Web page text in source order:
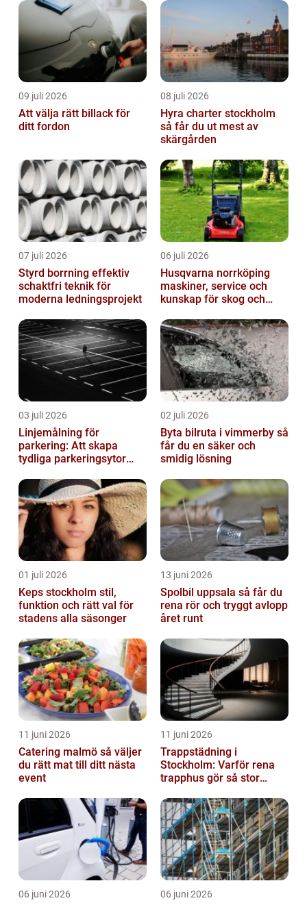
09 juli 2026
Att välja rätt billack för
ditt fordon
08 juli 2026
Hyra charter stockholm
så får du ut mest av
skärgården
07 juli 2026
Styrd borrning effektiv
schaktfri teknik för
moderna ledningsprojekt
06 juli 2026
Husqvarna norrköping
maskiner, service och
kunskap för skog och
03 juli 2026
Linjemålning för
parkering: Att skapa
tydliga parkeringsytor
parkeringslinjer
02 juli 2026
Byta bilruta i vimmerby så
får du en säker och
smidig lösning
01 juli 2026
Keps stockholm stil,
funktion och rätt val för
stadens alla säsonger
13 juni 2026
Spolbil uppsala så får du
rena rör och tryggt avlopp
året runt
11 juni 2026
Catering malmö så väljer
du rätt mat till ditt nästa
event
11 juni 2026
Trappstädning i
Stockholm: Varför rena
trapphus gör så stor
06 juni 2026 06 juni 2026